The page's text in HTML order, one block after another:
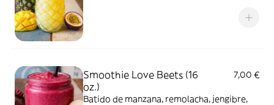
Smoothie Love Beets (16
oz.)
7,00 €
Batido de manzana, remolacha, jengibre,